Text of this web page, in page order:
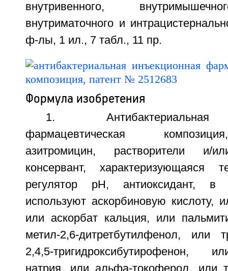
внутривенного,
внутриматочного и
ф-лы, 1 ил., 7 табл., 11 пр.
Формула изобретения
1. Антибактериальная
фармацевтическая
азитромицин, растворители и/
консервант, характеризующаяся
регулятор рH, антиоксидант, в
используют аскорбиновую кислоту,
или аскорбат кальция, или
метил-2,6-дитретбутилфенол, или
2,4,5-тригидроксибутирофенон,
натрия, или альфа-токоферол, или